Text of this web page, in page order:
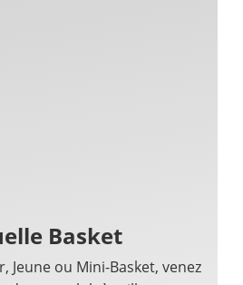
Basket
Jeune ou Mini-Basket, venez